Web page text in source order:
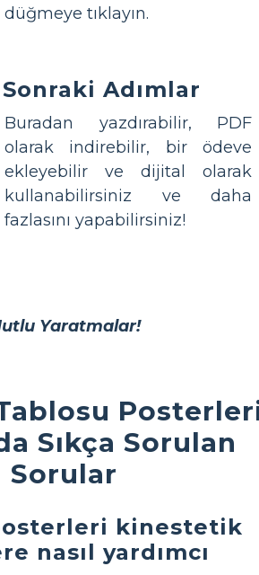
düğmeye tıklayın.
Sonraki Adımlar
Buradan yazdırabilir, PDF
olarak indirebilir, bir ödeve
ekleyebilir ve dijital olarak
kullanabilirsiniz ve daha
fazlasını yapabilirsiniz!
Yaratmalar!
Sıkça Sorulan
Sorular
kinestetik
nasıl yardımcı